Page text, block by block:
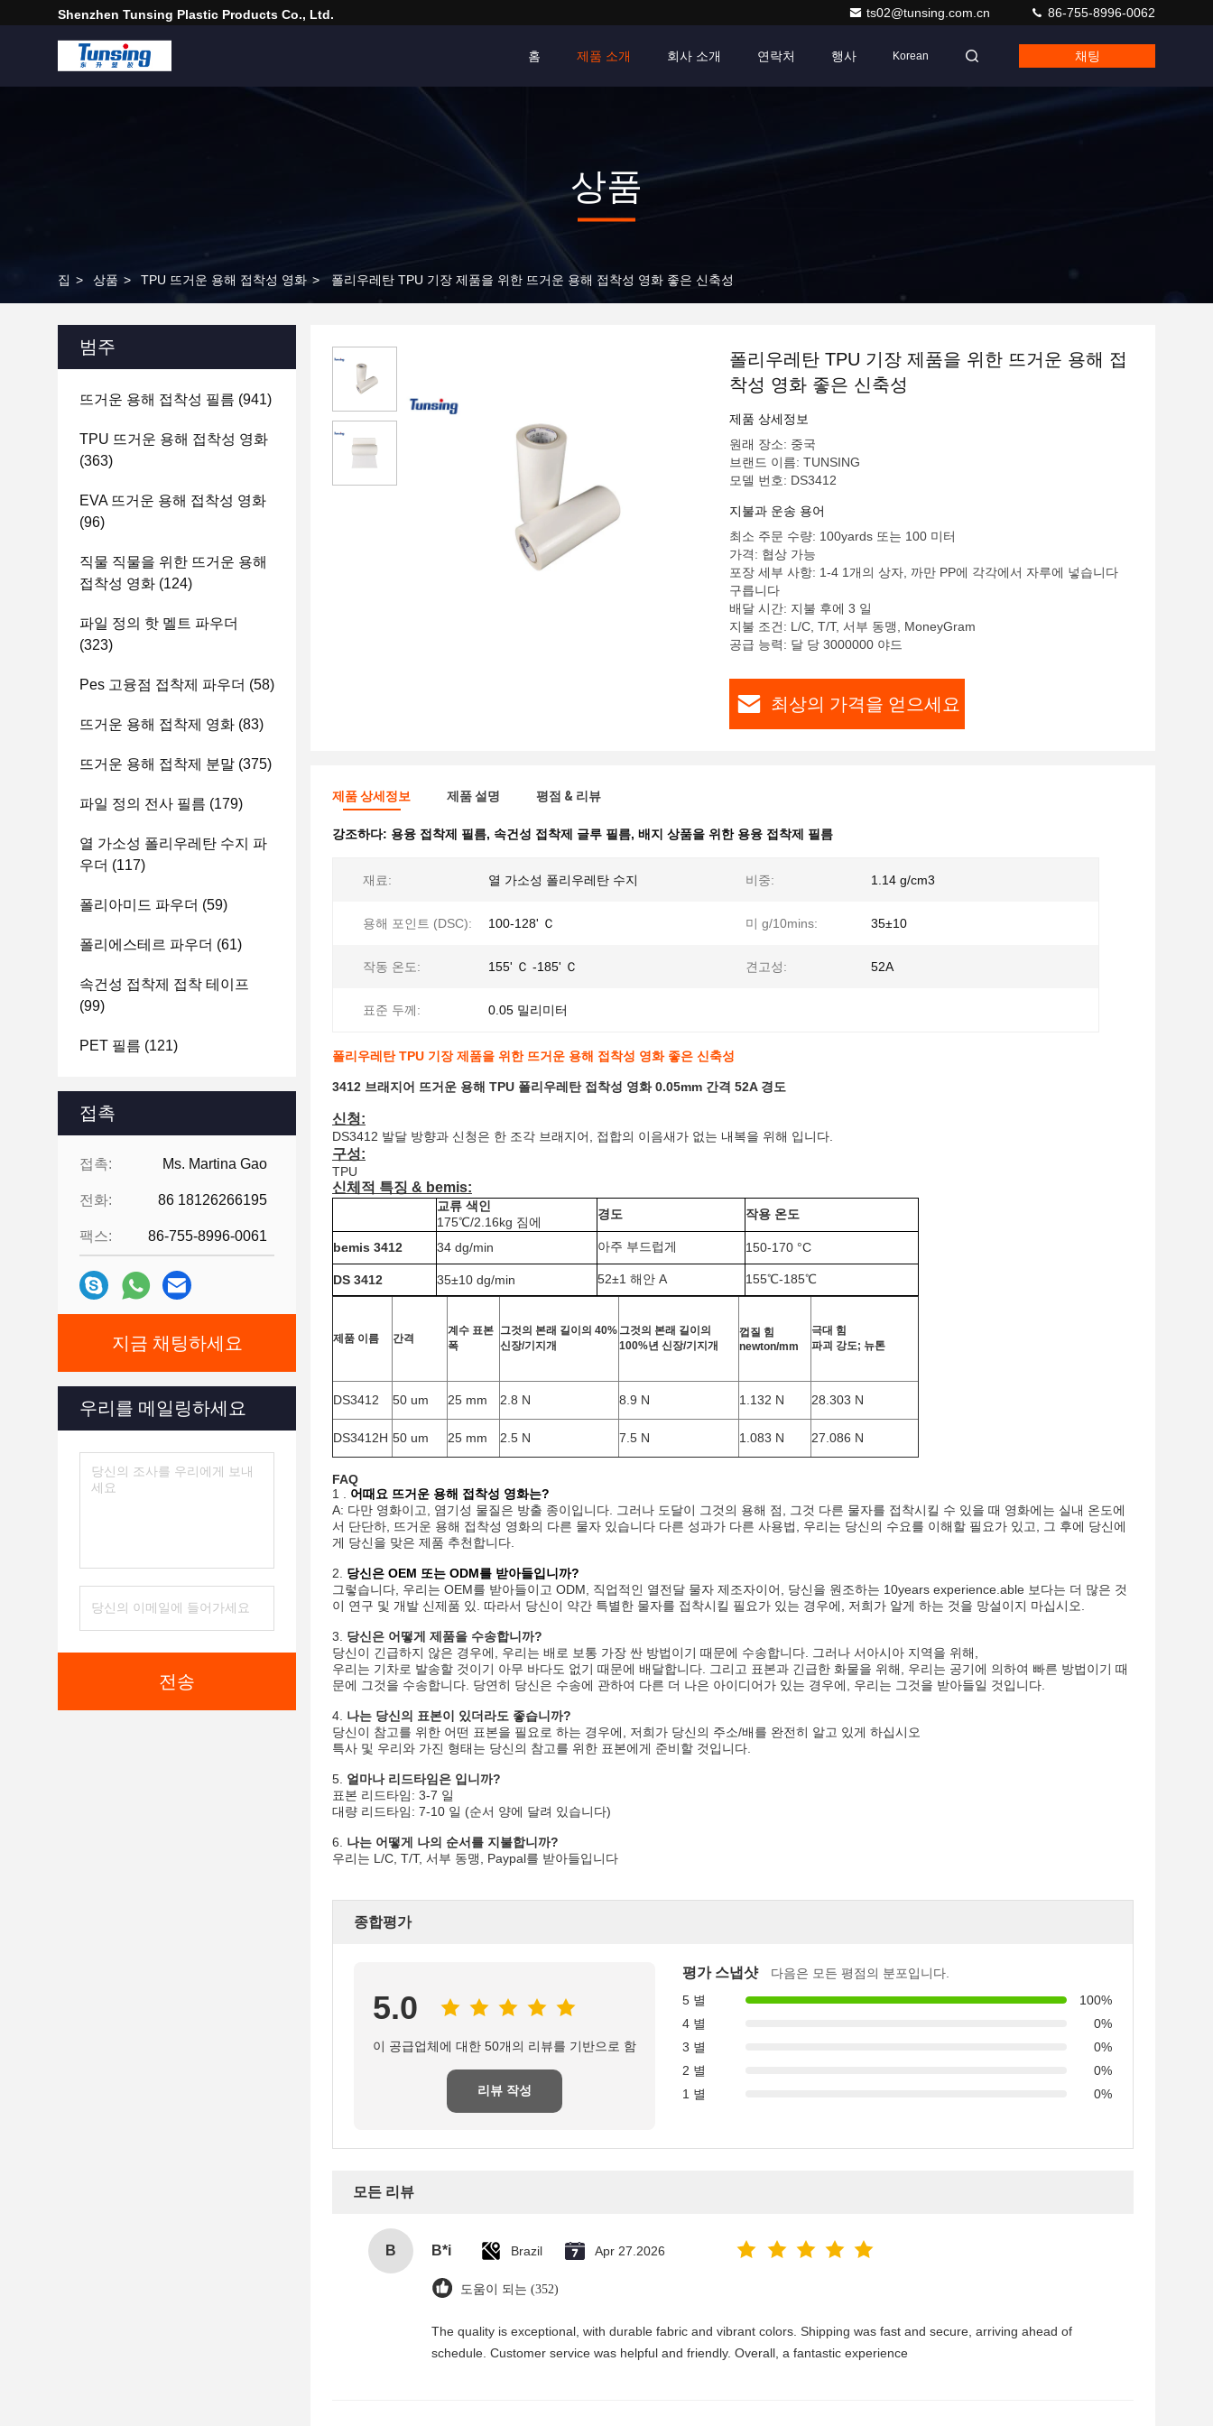
Shenzhen Tunsing Plastic Products Co., Ltd. ts02@tunsing.com.cn 86-755-8996-0062
홈 제품 소개 회사 소개 연락처 행사 Korean 채팅
상품
집 > 상품 > TPU 뜨거운 용해 접착성 영화 > 폴리우레탄 TPU 기장 제품을 위한 뜨거운 용해 접착성 영화 좋은 신축성
범주
뜨거운 용해 접착성 필름 (941)
TPU 뜨거운 용해 접착성 영화
(363)
EVA 뜨거운 용해 접착성 영화
(96)
직물 직물을 위한 뜨거운 용해
접착성 영화 (124)
파일 정의 핫 멜트 파우더
(323)
Pes 고융점 접착제 파우더 (58)
뜨거운 용해 접착제 영화 (83)
뜨거운 용해 접착제 분말 (375)
파일 정의 전사 필름 (179)
열 가소성 폴리우레탄 수지 파
우더 (117)
폴리아미드 파우더 (59)
폴리에스테르 파우더 (61)
속건성 접착제 접착 테이프
(99)
PET 필름 (121)
접촉
접촉: Ms. Martina Gao
전화: 86 18126266195
팩스: 86-755-8996-0061
지금 채팅하세요
우리를 메일링하세요
전송
폴리우레탄 TPU 기장 제품을 위한 뜨거운 용해 접
착성 영화 좋은 신축성
제품 상세정보
원래 장소: 중국
브랜드 이름: TUNSING
모델 번호: DS3412
지불과 운송 용어
최소 주문 수량: 100yards 또는 100 미터
가격: 협상 가능
포장 세부 사항: 1-4 1개의 상자, 까만 PP에 각각에서 자루에 넣습니다
구릅니다
배달 시간: 지불 후에 3 일
지불 조건: L/C, T/T, 서부 동맹, MoneyGram
공급 능력: 달 당 3000000 야드
최상의 가격을 얻으세요
제품 상세정보 제품 설명 평점 & 리뷰
강조하다: 용융 접착제 필름, 속건성 접착제 글루 필름, 배지 상품을 위한 용융 접착제 필름
재료: 열 가소성 폴리우레탄 수지 비중: 1.14 g/cm3
용해 포인트 (DSC): 100-128' Ｃ 미 g/10mins: 35±10
작동 온도: 155' Ｃ -185' Ｃ 견고성: 52A
표준 두께: 0.05 밀리미터
폴리우레탄 TPU 기장 제품을 위한 뜨거운 용해 접착성 영화 좋은 신축성
3412 브래지어 뜨거운 용해 TPU 폴리우레탄 접착성 영화 0.05mm 간격 52A 경도
신청:
DS3412 발달 방향과 신청은 한 조각 브래지어, 접합의 이음새가 없는 내복을 위해 입니다.
구성:
TPU
신체적 특징 & bemis:
교류 색인
175℃/2.16kg 짐에
경도 작용 온도
bemis 3412 34 dg/min 아주 부드럽게 150-170 °C
DS 3412 35±10 dg/min 52±1 해안 A 155℃-185℃
제품 이름 간격
계수 표본
폭
그것의 본래 길이의 40%
신장/기지개
그것의 본래 길이의
100%년 신장/기지개
껍질 힘
newton/mm
극대 힘
파괴 강도; 뉴톤
DS3412 50 um 25 mm 2.8 N 8.9 N 1.132 N 28.303 N
DS3412H 50 um 25 mm 2.5 N 7.5 N 1.083 N 27.086 N
FAQ
1 . 어때요 뜨거운 용해 접착성 영화는?
A: 다만 영화이고, 염기성 물질은 방출 종이입니다. 그러나 도달이 그것의 용해 점, 그것 다른 물자를 접착시킬 수 있을 때 영화에는 실내 온도에
서 단단하, 뜨거운 용해 접착성 영화의 다른 물자 있습니다 다른 성과가 다른 사용법, 우리는 당신의 수요를 이해할 필요가 있고, 그 후에 당신에
게 당신을 맞은 제품 추천합니다.
2. 당신은 OEM 또는 ODM를 받아들입니까?
그렇습니다, 우리는 OEM를 받아들이고 ODM, 직업적인 열전달 물자 제조자이어, 당신을 원조하는 10years experience.able 보다는 더 많은 것
이 연구 및 개발 신제품 있. 따라서 당신이 약간 특별한 물자를 접착시킬 필요가 있는 경우에, 저희가 알게 하는 것을 망설이지 마십시오.
3. 당신은 어떻게 제품을 수송합니까?
당신이 긴급하지 않은 경우에, 우리는 배로 보통 가장 싼 방법이기 때문에 수송합니다. 그러나 서아시아 지역을 위해,
우리는 기차로 발송할 것이기 아무 바다도 없기 때문에 배달합니다. 그리고 표본과 긴급한 화물을 위해, 우리는 공기에 의하여 빠른 방법이기 때
문에 그것을 수송합니다. 당연히 당신은 수송에 관하여 다른 더 나은 아이디어가 있는 경우에, 우리는 그것을 받아들일 것입니다.
4. 나는 당신의 표본이 있더라도 좋습니까?
당신이 참고를 위한 어떤 표본을 필요로 하는 경우에, 저희가 당신의 주소/배를 완전히 알고 있게 하십시오
특사 및 우리와 가진 형태는 당신의 참고를 위한 표본에게 준비할 것입니다.
5. 얼마나 리드타임은 입니까?
표본 리드타임: 3-7 일
대량 리드타임: 7-10 일 (순서 양에 달려 있습니다)
6. 나는 어떻게 나의 순서를 지불합니까?
우리는 L/C, T/T, 서부 동맹, Paypal를 받아들입니다
종합평가
5.0
이 공급업체에 대한 50개의 리뷰를 기반으로 함
리뷰 작성
평가 스냅샷
다음은 모든 평점의 분포입니다.
5 별
100%
4 별
0%
3 별
0%
2 별
0%
1 별
0%
모든 리뷰
B B*i Brazil Apr 27.2026
도움이 되는 (352)
The quality is exceptional, with durable fabric and vibrant colors. Shipping was fast and secure, arriving ahead of
schedule. Customer service was helpful and friendly. Overall, a fantastic experience